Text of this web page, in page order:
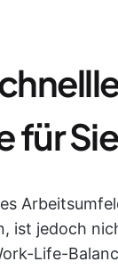
für
ist jedoch
Life-